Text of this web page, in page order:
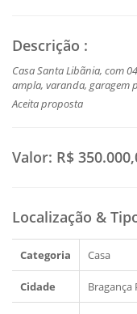
Descrição :
Casa Santa Libãnia, com
ampla, varanda, garagem
Aceita proposta
Valor: R$
Localização &
Categoria Casa
Cidade Bragança